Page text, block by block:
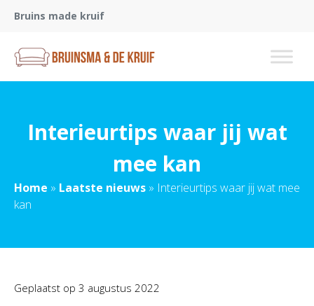
Bruins made kruif
Interieurtips waar jij wat
mee kan
Home » Laatste nieuws » Interieurtips waar jij wat mee
kan
Geplaatst op 3 augustus 2022